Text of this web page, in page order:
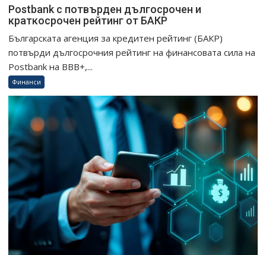
Postbank с потвърден дългосрочен и
краткосрочен рейтинг от БАКР
Българската агенция за кредитен рейтинг (БАКР)
потвърди дългосрочния рейтинг на финансовата сила на
Postbank на BBB+,...
Финанси